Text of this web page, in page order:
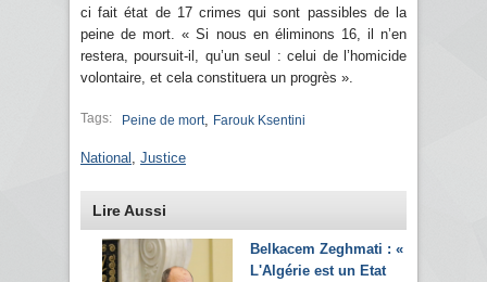
ci fait état de 17 crimes qui sont passibles de la
peine de mort. « Si nous en éliminons 16, il n’en
restera, poursuit-il, qu’un seul : celui de l’homicide
volontaire, et cela constituera un progrès ».
Tags: Peine de mort, Farouk Ksentini
National Justice
Lire Aussi
Belkacem Zeghmati : «
L'Algérie est un Etat